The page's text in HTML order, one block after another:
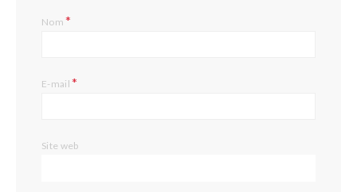
Nom*
E-mail*
Site web